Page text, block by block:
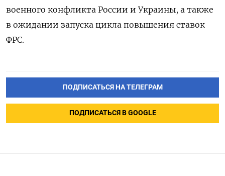
военного конфликта России и Украины, а также
в ожидании запуска цикла повышения ставок
ФРС.
ПОДПИСАТЬСЯ НА ТЕЛЕГРАМ
ПОДПИСАТЬСЯ В GOOGLE